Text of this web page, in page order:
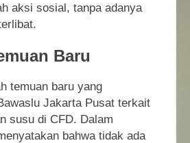
aksi sosial, tanpa adanya
Baru
temuan baru yang
Jakarta Pusat terkait
susu di CFD. Dalam
bahwa tidak ada